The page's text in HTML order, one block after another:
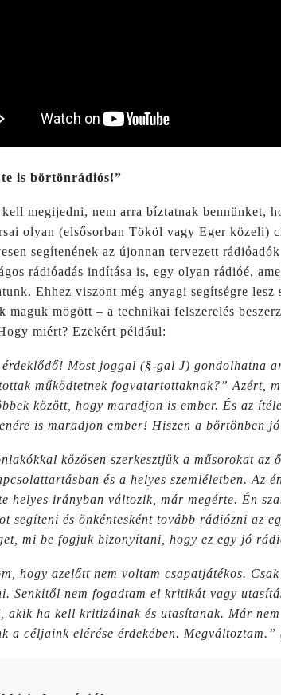
is börtönrádiós!”
kell megijedni, nem arra bíztatnak bennünket,
olyan (elsősorban Tököl vagy Eger közeli)
segítenének az újonnan tervezett
rádióadás indítása is, egy olyan rádióé,
Ehhez viszont még anyagi segítségre
maguk mögött – a technikai felszerelés
miért? Ezekért például:
érdeklődő! Most joggal (§-gal J) gondolhatna
működtetnek fogvatartottaknak?” Azért,
között, hogy maradjon is ember. És az
is maradjon ember! Hiszen a börtönben
közösen szerkesztjük a műsorokat
és a helyes szemléletben. Az
helyes irányban változik, már megérte. Én
segíteni és önkéntesként tovább rádiózni az
mi be fogjuk bizonyítani, hogy ez egy jó
hogy azelőtt nem voltam csapatjátékos.
Senkitől nem fogadtam el kritikát vagy
akik ha kell kritizálnak és utasítanak. Már
a céljaink elérése érdekében. Megváltoztam.”